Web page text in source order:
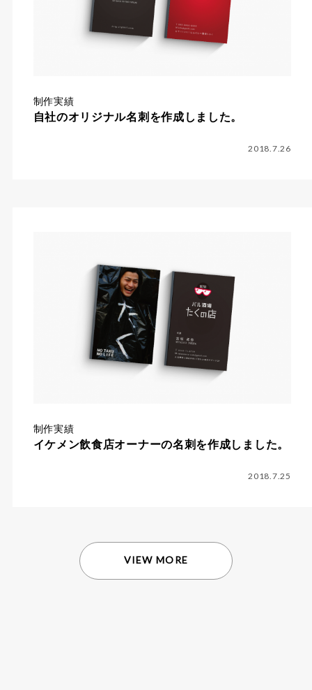
制作実績
自社のオリジナル名刺を作成しました。
2018.7.26
制作実績
イケメン飲食店オーナーの名刺を作成しました。
2018.7.25
VIEW MORE